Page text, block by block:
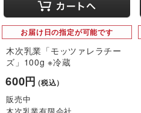
お届け日の指定が可能です
木次乳業「モッツァレラチー
ズ」100g ※冷蔵
600円 （税込）
販売中
木次乳業有限会社